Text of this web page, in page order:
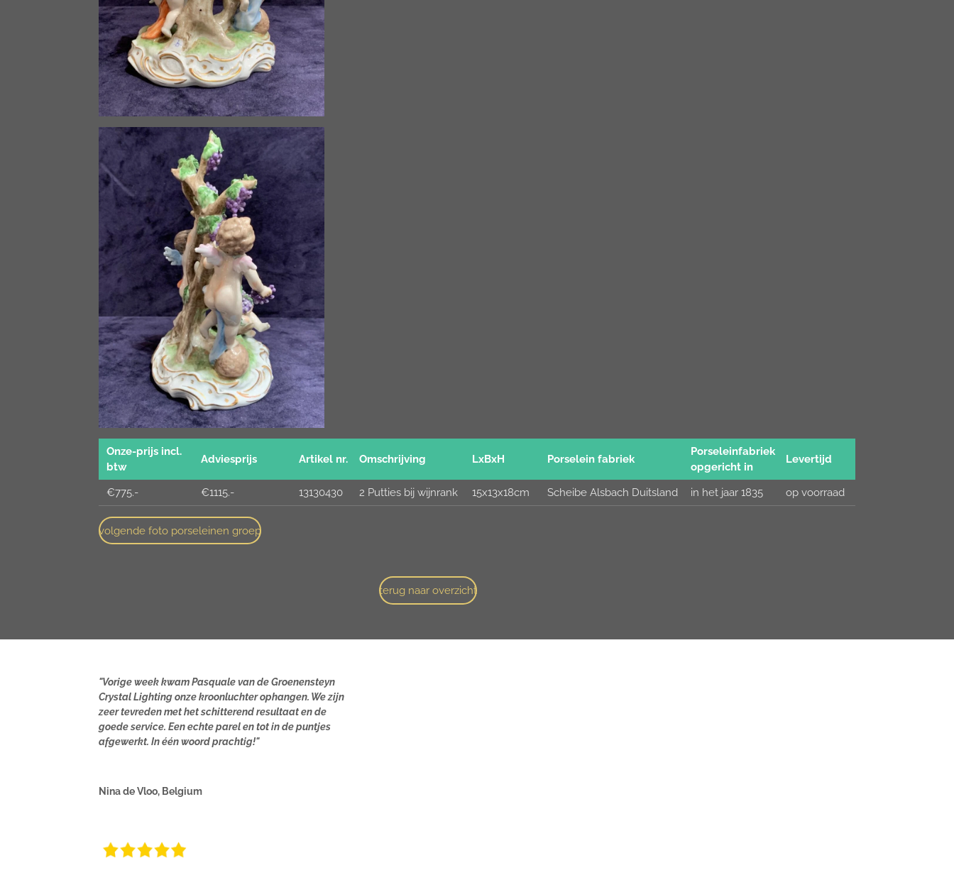
Onze-prijs incl.
btw
Adviesprijs Artikel nr. Omschrijving LxBxH Porselein fabriek
Porseleinfabriek
opgericht in
Levertijd
€775.- €1115.- 13130430 2 Putties bij wijnrank 15x13x18cm Scheibe Alsbach Duitsland in het jaar 1835 op voorraad
volgende foto porseleinen groep
terug naar overzicht
"Vorige week kwam Pasquale van de Groenensteyn
Crystal Lighting onze kroonluchter ophangen. We zijn
zeer tevreden met het schitterend resultaat en de
goede service. Een echte parel en tot in de puntjes
afgewerkt. In één woord prachtig!"
Nina de Vloo, Belgium